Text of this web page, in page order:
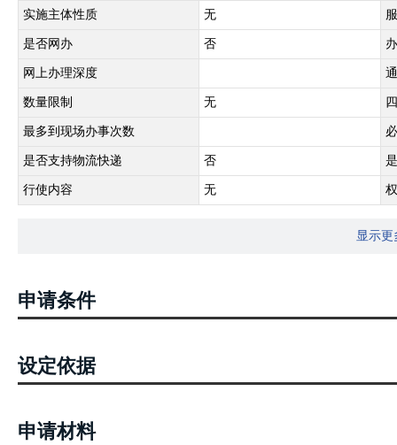
实施主体性质 无
是否网办 否
网上办理深度
数量限制 无
最多到现场办事次数
是否支持物流快递 否
行使内容 无
显示更
申请条件
设定依据
申请材料